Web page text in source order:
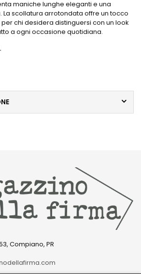
maniche lunghe eleganti e una
scollatura arrotondata offre un tocco
chi desidera distinguersi con un look
a ogni occasione quotidiana.
Compiano, PR